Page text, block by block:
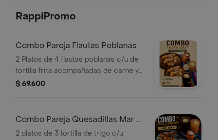
RappiPromo
Combo Pareja Flautas Poblanas
2 Platos de 4 flautas poblanas c/u de
tortilla frita acompañadas de carne y
pollo, bañadas en salsa verde poblana,
con 2 bebidas de 16 Onz a elección
$ 69.600
Combo Pareja Quesadillas Mar y
Tierra
2 platos de 3 tortilla de trigo c/u,